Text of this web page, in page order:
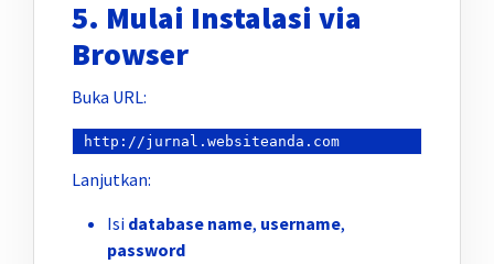
5. Mulai Instalasi via
Browser
Buka URL:
Lanjutkan:
Isi database name, username,
password